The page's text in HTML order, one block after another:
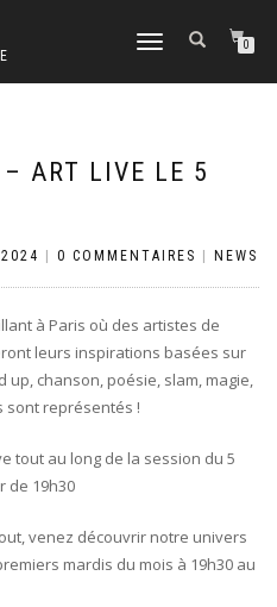
DÉPLIER
NAVIGATION
0
ART LIVE LE 5
0 COMMENTAIRES NEWS
à Paris où des artistes de
leurs inspirations basées sur
up, chanson, poésie, slam, magie,
sont représentés !
tout au long de la session du 5
de 19h30
venez découvrir notre univers
mardis du mois à 19h30 au